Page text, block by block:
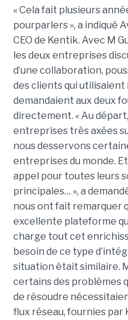
« Cela fait plusieurs
pourparlers », a indiqué
CEO de Kentik. Avec M
les deux entreprises
d’une collaboration,
des clients qui
demandaient aux deux
directement. « Au
entreprises très axées
nous desservons
entreprises du monde.
appel pour toutes leurs
principales… », a
nous ont fait remarquer
excellente plateforme
charge tout cet
besoin de ce type
situation était similaire.
certains des problèmes
de résoudre
flux réseau, fournies par